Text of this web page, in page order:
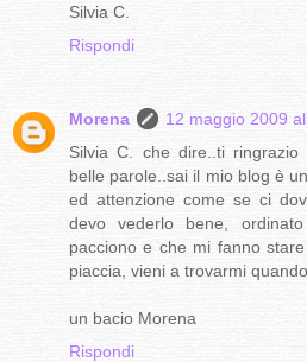
Silvia C.
Rispondi
Morena
12 maggio 2009
Silvia C. che dire..ti ringrazio
belle parole..sai il mio blog è
ed attenzione come se ci
devo vederlo bene,
pacciono e che mi fanno
piaccia, vieni a trovarmi quando
un bacio Morena
Rispondi